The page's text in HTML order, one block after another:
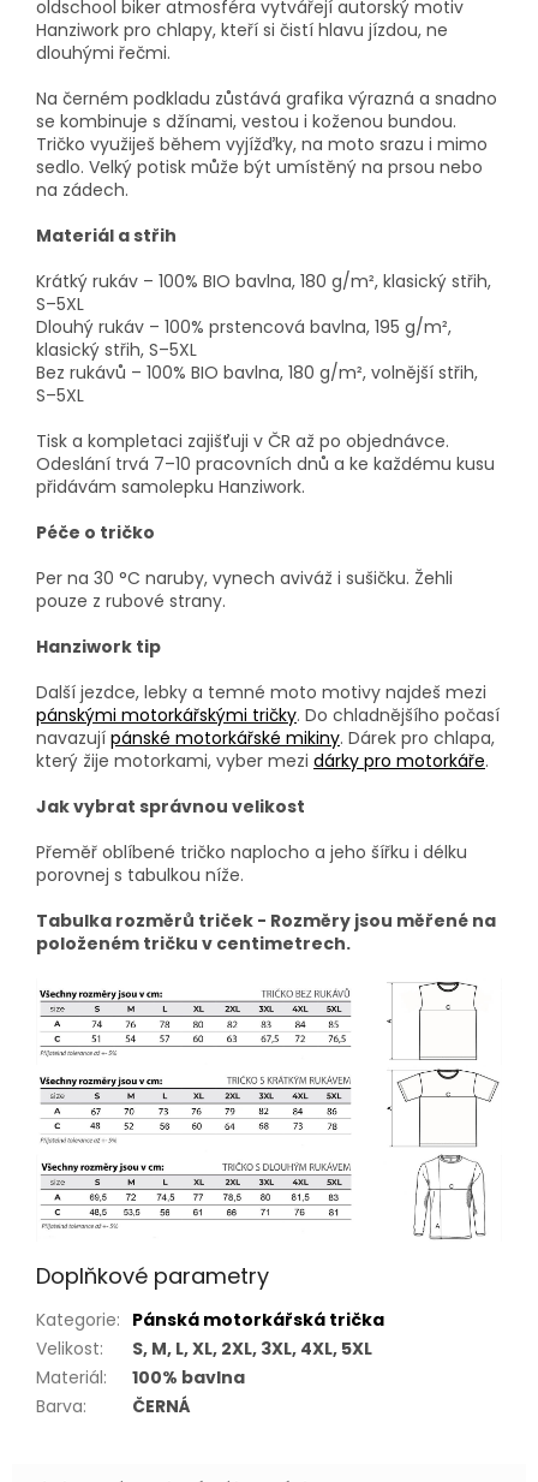
oldschool biker atmosféra vytvářejí autorský motiv
Hanziwork pro chlapy, kteří si čistí hlavu jízdou, ne
dlouhými řečmi.
Na černém podkladu zůstává grafika výrazná a snadno
se kombinuje s džínami, vestou i koženou bundou.
Tričko využiješ během vyjížďky, na moto srazu i mimo
sedlo. Velký potisk může být umístěný na prsou nebo
na zádech.
Materiál a střih
Krátký rukáv – 100% BIO bavlna, 180 g/m², klasický střih,
S–5XL
Dlouhý rukáv – 100% prstencová bavlna, 195 g/m²,
klasický střih, S–5XL
Bez rukávů – 100% BIO bavlna, 180 g/m², volnější střih,
S–5XL
Tisk a kompletaci zajišťuji v ČR až po objednávce.
Odeslání trvá 7–10 pracovních dnů a ke každému kusu
přidávám samolepku Hanziwork.
Péče o tričko
Per na 30 °C naruby, vynech aviváž i sušičku. Žehli
pouze z rubové strany.
Hanziwork tip
Další jezdce, lebky a temné moto motivy najdeš mezi
pánskými motorkářskými tričky. Do chladnějšího počasí
navazují pánské motorkářské mikiny. Dárek pro chlapa,
který žije motorkami, vyber mezi dárky pro motorkáře.
Jak vybrat správnou velikost
Přeměř oblíbené tričko naplocho a jeho šířku i délku
porovnej s tabulkou níže.
Tabulka rozměrů triček - Rozměry jsou měřené na
položeném tričku v centimetrech.
Doplňkové parametry
Kategorie: Pánská motorkářská trička
Velikost:
S, M, L, XL, 2XL, 3XL, 4XL, 5XL
Materiál:
100% bavlna
Barva: ČERNÁ